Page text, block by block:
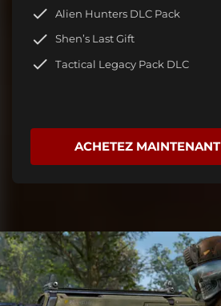
Alien Hunters DLC Pack
Shen’s Last Gift
Tactical Legacy Pack DLC
ACHETEZ MAINTENANT